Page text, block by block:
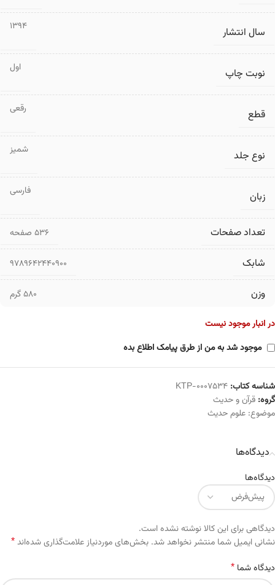
سال انتشار 1394
نوبت چاپ اول
قطع رقعی
نوع جلد شمیز
زبان فارسی
تعداد صفحات ۵۳۶ صفحه
شابک 9789642440900
وزن 580 گرم
در انبار موجود نیست
موجود شد به من از طرق پیامک اطلاع بده
شناسه کتاب: KTP-0007534
گروه: قرآن و حدیث
موضوع: علوم حدیث
دیدگاه‌ها
دیدگاه‌ها
دیدگاهی برای این کالا نوشته نشده است.
نشانی ایمیل شما منتشر نخواهد شد. بخش‌های موردنیاز علامت‌گذاری شده‌اند*
دیدگاه شما *
Alternative: